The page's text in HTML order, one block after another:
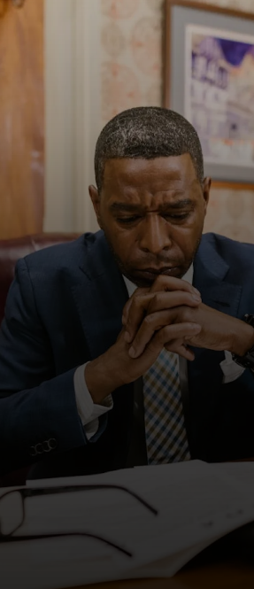
Muitos
aposentam
valor mínimo
falta de
planejamento
esse erro fatal.